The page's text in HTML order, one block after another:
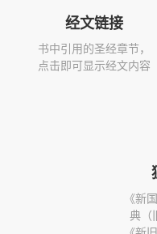
经文链接
书中引用的圣经章节，
点击即可显示经文内容
《新
典（